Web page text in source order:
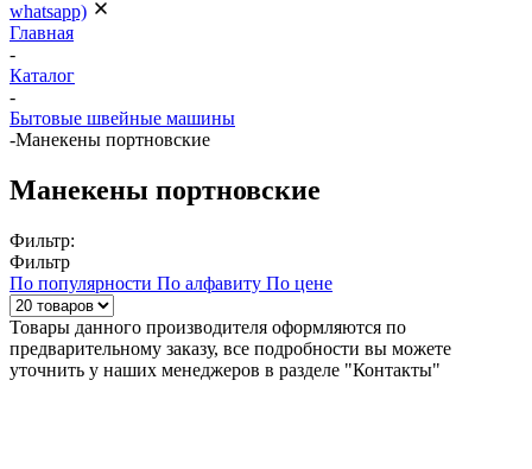
whatsapp)
Главная
-
Каталог
-
Бытовые швейные машины
-Манекены портновские
Манекены портновские
Фильтр:
Фильтр
По популярности По алфавиту По цене
Товары данного производителя оформляются по
предварительному заказу, все подробности вы можете
уточнить у наших менеджеров в разделе "Контакты"